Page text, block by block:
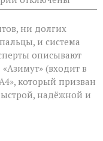
записи
личность
подтвердят
за
секунды»:
новый
биосканер
от
«Азимута»
ни долгих
и система
описывают
(входит в
который призван
надёжной и